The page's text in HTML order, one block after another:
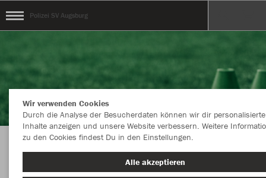
Polizei SV Augsburg
Herzlich Willkommen im Teamshop Polizei SV
Augsburg
Wir verwenden Cookies
Durch die Analyse der Besucherdaten können wir dir personalisierte
Inhalte anzeigen und unsere Website verbessern. Weitere
zu den Cookies findest Du in den Einstellungen.
Alle akzeptieren